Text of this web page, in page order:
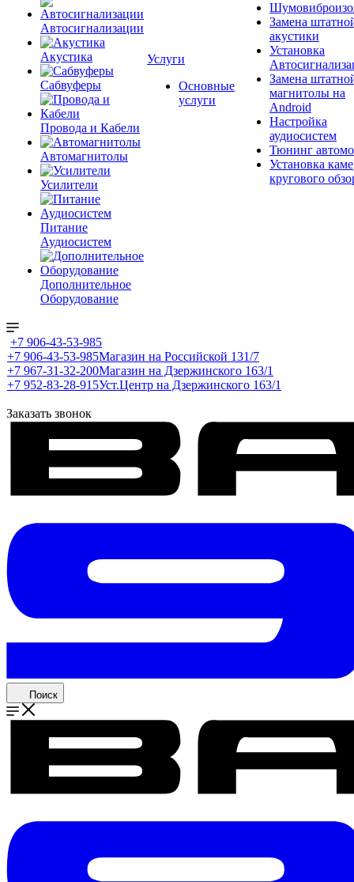
Автосигнализации
Акустика
Сабвуферы
Провода и Кабели
Автомагнитолы
Усилители
Питание
Аудиосистем
Дополнительное
Оборудование
Услуги
Основные
услуги
Замена
акустики
Установка
Замена
магнитолы на
Android
Настройка
аудиосистем
Тюнинг
Установка
кругового
+7 906-43-53-985
+7 906-43-53-985Магазин на Российской 131/7
+7 967-31-32-200Магазин на Дзержинского 163/1
+7 952-83-28-915Уст.Центр на Дзержинского 163/1
Заказать звонок
Поиск